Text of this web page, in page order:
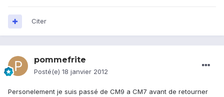
Citer
pommefrite
Posté(e) 18 janvier 2012
Personelement je suis passé de CM9 a CM7 avant de retourner